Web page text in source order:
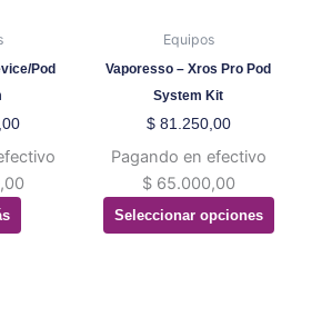
Pod
Equipos
Vaporesso – Xros Pro Pod
System Kit
$81.250,00
Pagando en efectivo
$65.000,00
Seleccionar opciones
múltiples
variantes.
Las
opciones
pueden
elegir
en